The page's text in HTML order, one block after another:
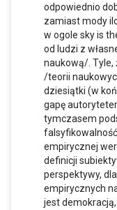
odpowiednio
zamiast mody
w ogole sky is
od ludzi z
naukową/. Tyle,
/teorii
dziesiątki (w
gapę
tymczasem
empirycznej
definicji
perspektywy,
empirycznych
jest